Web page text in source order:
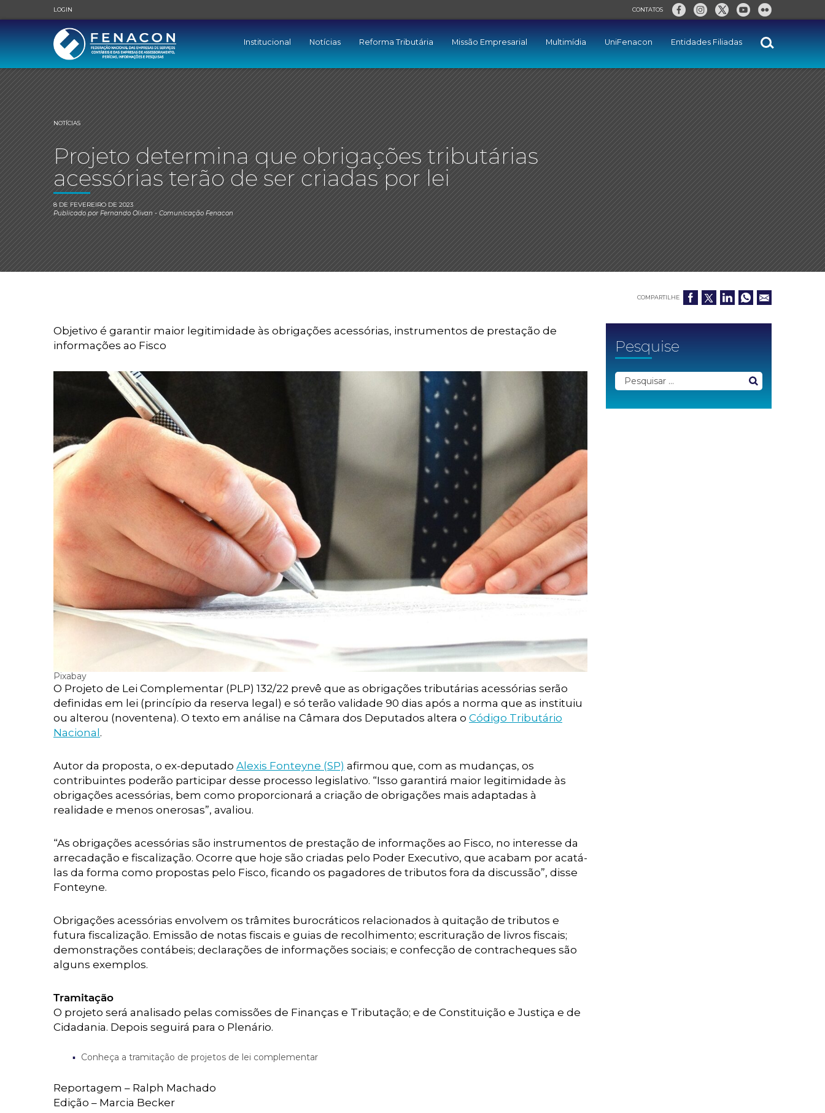
LOGIN CONTATOS
Institucional Notícias Reforma Tributária Missão Empresarial Multimídia UniFenacon Entidades Filiadas
NOTÍCIAS
Projeto determina que obrigações tributárias
acessórias terão de ser criadas por lei
8 DE FEVEREIRO DE 2023
Publicado porFernando Olivan- Comunicação Fenacon
COMPARTILHE
Objetivo é garantir maior legitimidade às obrigações acessórias, instrumentos de prestação de
informações ao Fisco
Pixabay
O Projeto de Lei Complementar (PLP) 132/22 prevê que as obrigações tributárias acessórias serão
definidas em lei (princípio da reserva legal) e só terão validade 90 dias após a norma que as instituiu
ou alterou (noventena). O texto em análise na Câmara dos Deputados altera o Código Tributário
Nacional .
Autor da proposta, o ex-deputado Alexis Fonteyne (SP) afirmou que, com as mudanças, os
contribuintes poderão participar desse processo legislativo. “Isso garantirá maior legitimidade às
obrigações acessórias, bem como proporcionará a criação de obrigações mais adaptadas à
realidade e menos onerosas”, avaliou.
“As obrigações acessórias são instrumentos de prestação de informações ao Fisco, no interesse da
arrecadação e fiscalização. Ocorre que hoje são criadas pelo Poder Executivo, que acabam por acatá-
las da forma como propostas pelo Fisco, ficando os pagadores de tributos fora da discussão”, disse
Fonteyne.
Obrigações acessórias envolvem os trâmites burocráticos relacionados à quitação de tributos e
futura fiscalização. Emissão de notas fiscais e guias de recolhimento; escrituração de livros fiscais;
demonstrações contábeis; declarações de informações sociais; e confecção de contracheques são
alguns exemplos.
Tramitação
O projeto será analisado pelas comissões de Finanças e Tributação; e de Constituição e Justiça e de
Cidadania. Depois seguirá para o Plenário.
Conheça a tramitação de projetos de lei complementar
Reportagem – Ralph Machado
Edição – Marcia Becker
Pesquise